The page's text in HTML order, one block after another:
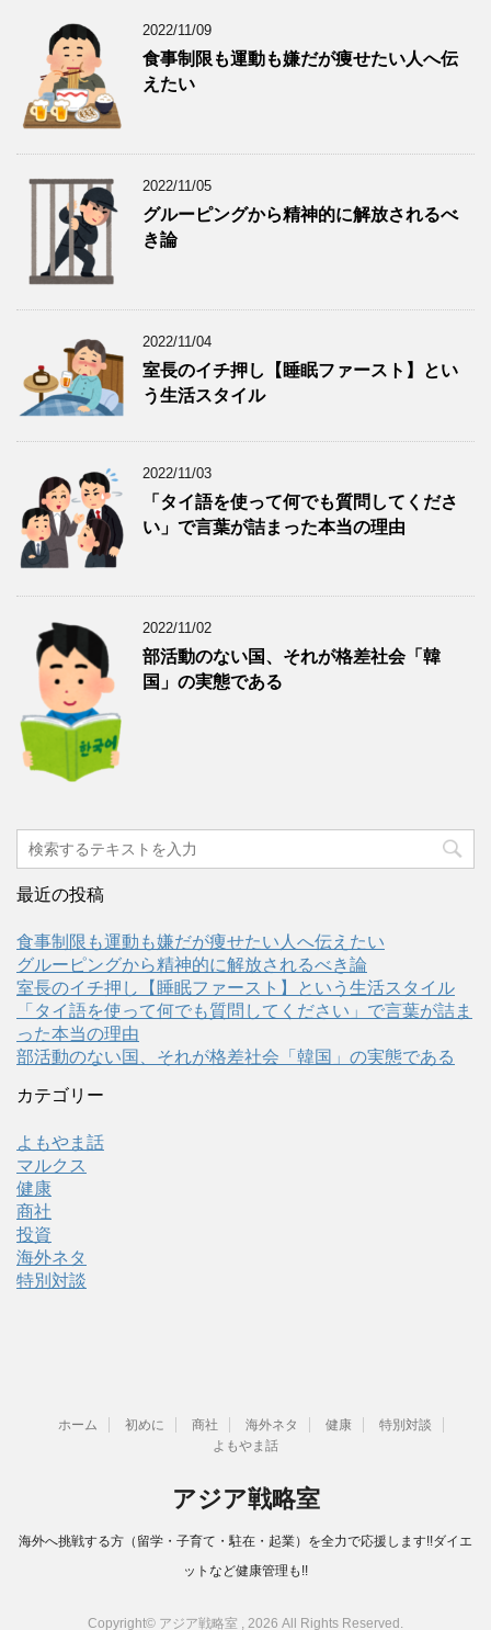
2022/11/09
食事制限も運動も嫌だが痩せたい人へ伝
えたい
2022/11/05
グルーピングから精神的に解放されるべ
き論
2022/11/04
室長のイチ押し【睡眠ファースト】とい
う生活スタイル
2022/11/03
「タイ語を使って何でも質問してくださ
い」で言葉が詰まった本当の理由
2022/11/02
部活動のない国、それが格差社会「韓
国」の実態である
最近の投稿
食事制限も運動も嫌だが痩せたい人へ伝えたい
グルーピングから精神的に解放されるべき論
室長のイチ押し【睡眠ファースト】という生活スタイル
「タイ語を使って何でも質問してください」で言葉が詰ま
った本当の理由
部活動のない国、それが格差社会「韓国」の実態である
カテゴリー
よもやま話
マルクス
健康
商社
投資
海外ネタ
特別対談
ホーム 初めに 商社 海外ネタ 健康
特別対談
よもやま話
アジア戦略室
海外へ挑戦する方（留学・子育て・駐在・起業）を全力で応援します!!ダイエ
ットなど健康管理も!!
Copyright© アジア戦略室 , 2026 All Rights Reserved.